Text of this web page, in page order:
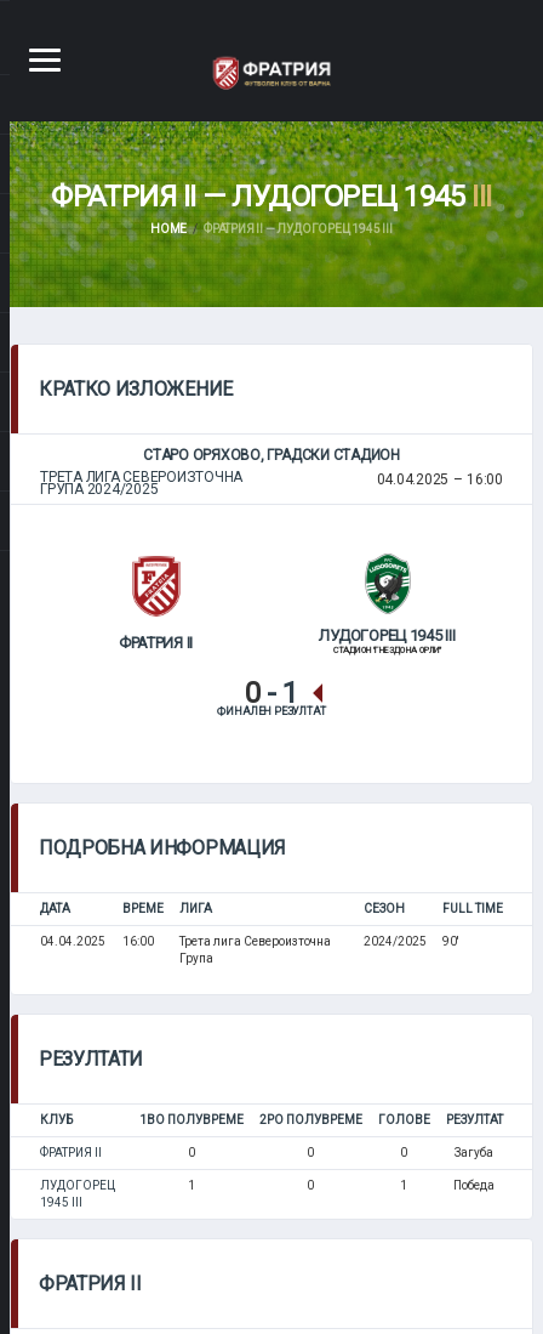
ФРАТРИЯ II — ЛУДОГОРЕЦ 1945III
HOME ФРАТРИЯ II — ЛУДОГОРЕЦ 1945 III
КРАТКО ИЗЛОЖЕНИЕ
ТРЕТА ЛИГА СЕВЕРОИЗТОЧНА
ГРУПА 2024/2025
СТАРО ОРЯХОВО, ГРАДСКИ СТАДИОН
04.04.2025
16:00
ФРАТРИЯ II ЛУДОГОРЕЦ 1945 III
СТАДИОН "ГНЕЗДО НА ОРЛИ"
0 - 1
ФИНАЛЕН РЕЗУЛТАТ
ПОДРОБНА ИНФОРМАЦИЯ
ДАТА ВРЕМЕ ЛИГА СЕЗОН FULL TIME
04.04.2025 16:00
Трета лига Североизточна
Група
2024/2025 90'
РЕЗУЛТАТИ
КЛУБ 1ВО ПОЛУВРЕМЕ 2РО ПОЛУВРЕМЕ ГОЛОВЕ РЕЗУЛТАТ
ФРАТРИЯ II 0 0 0 Загуба
ЛУДОГОРЕЦ
1945 III
1 0 1 Победа
ФРАТРИЯ II